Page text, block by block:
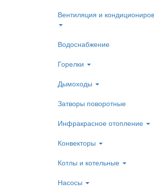
Вентиляция и
Водоснабжение
Горелки
Дымоходы
Затворы поворотные
Инфракрасное отопление
Конвекторы
Котлы и котельные
Насосы